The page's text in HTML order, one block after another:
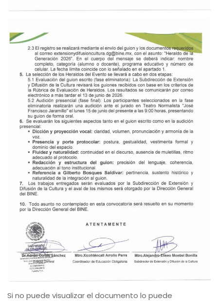
Si no puede visualizar el documento lo puede